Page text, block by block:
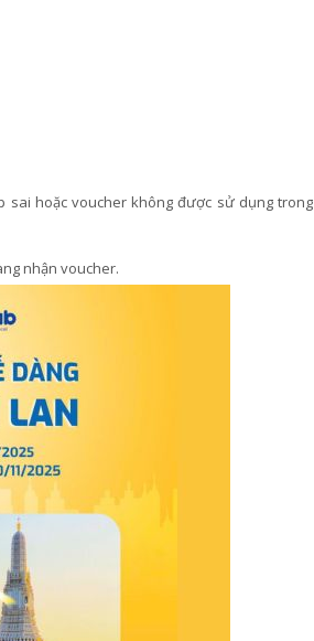
sai hoặc voucher không được sử dụng trong
nhận voucher.